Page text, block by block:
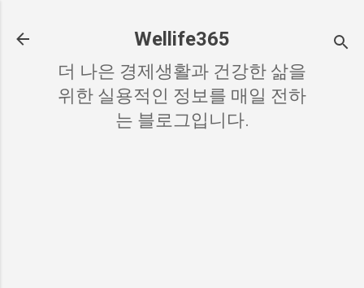
Wellife365
더 나은 경제생활과 건강한 삶을
위한 실용적인 정보를 매일 전하
는 블로그입니다.